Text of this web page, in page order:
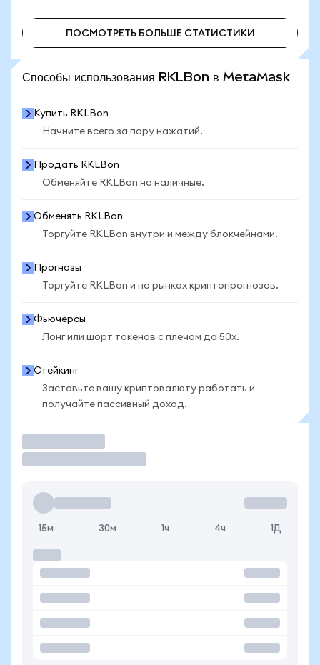
ПОСМОТРЕТЬ БОЛЬШЕ СТАТИСТИКИ
Способы использования RKLBon в MetaMask
Купить RKLBon
Начните всего за пару нажатий.
Продать RKLBon
Обменяйте RKLBon на наличные.
Обменять RKLBon
Торгуйте RKLBon внутри и между блокчейнами.
Прогнозы
Торгуйте RKLBon и на рынках криптопрогнозов.
Фьючерсы
Лонг или шорт токенов с плечом до 50x.
Стейкинг
Заставьте вашу криптовалюту работать и
получайте пассивный доход.
15м 30м 1ч 4ч 1Д